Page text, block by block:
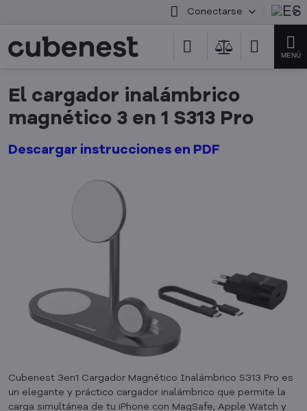
Conectarse
El cargador inalámbrico
magnético 3 en 1 S313 Pro
Descargar instrucciones en PDF
Cubenest 3en1 Cargador Magnético Inalámbrico S313 Pro es
un elegante y práctico cargador inalámbrico que permite la
carga simultánea de tu iPhone con MagSafe, Apple Watch y